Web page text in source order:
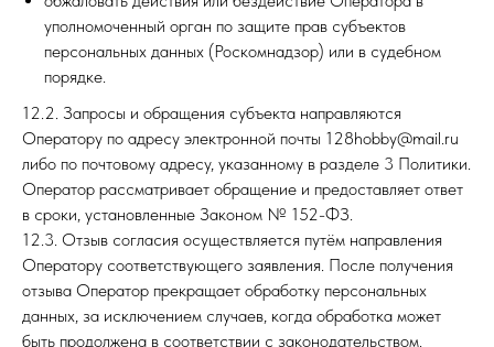
уполномоченный орган по защите прав субъектов
персональных данных (Роскомнадзор) или в судебном
порядке.
12.2. Запросы и обращения субъекта направляются
Оператору по адресу электронной почты 128hobby@mail.ru
либо по почтовому адресу, указанному в разделе 3 Политики.
Оператор рассматривает обращение и предоставляет ответ
в сроки, установленные Законом № 152-ФЗ.
12.3. Отзыв согласия осуществляется путём направления
Оператору соответствующего заявления. После получения
отзыва Оператор прекращает обработку персональных
данных, за исключением случаев, когда обработка может
быть продолжена в соответствии с законодательством.